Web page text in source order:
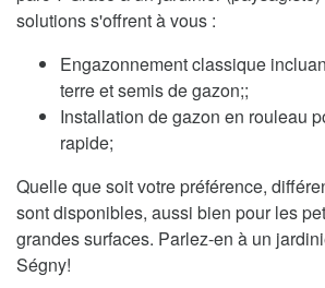
solutions s'offrent à vous :
Engazonnement classique
terre et semis de gazon;;
Installation de gazon en rouleau
rapide;
Quelle que soit votre préférence,
sont disponibles, aussi bien pour les
grandes surfaces. Parlez-en à un
Ségny!